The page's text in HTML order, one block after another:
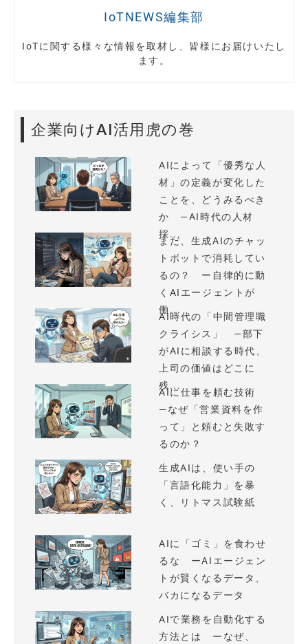
IoTNEWS編集部
IoTに関する様々な情報を取材し、皆様にお届けいたし
ます。
企業向けAI活用虎の巻
AIによって「優秀な人
材」の定義が変化した
ことを、どうみるべき
か —AI時代の人材
採...
まだ、生成AIのチャッ
トボットで消耗してい
るの？ ー自律的に動
くAIエージェントが
働...
AI時代の「中間管理職
クライシス」 —部下
がAIに相談する時代、
上司の価値はどこに
残...
AIに仕事を頼む技術
—なぜ「営業資料を作
って」と頼むと失敗す
るのか？
生成AIは、使い手の
「言語化能力」を暴
く、リトマス試験紙
AIに「ゴミ」を食わせ
るな ーAIエージェン
トが賢くなるデータ、
バカになるデータ
AIで業務を自動化する
方法とは ーなぜ、